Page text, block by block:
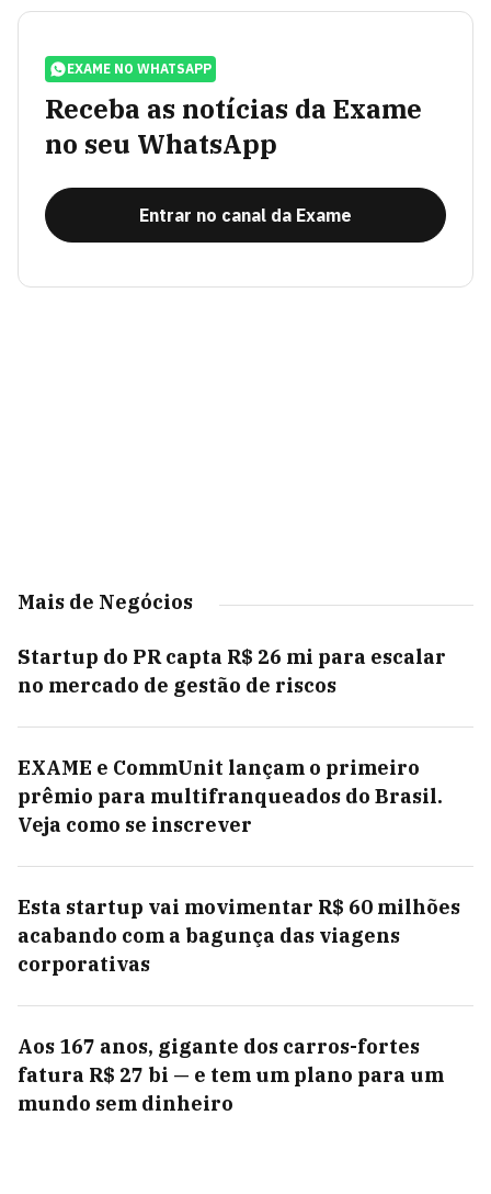
EXAME NO WHATSAPP
Receba as notícias da Exame
no seu WhatsApp
Entrar no canal da Exame
Mais de Negócios
Startup do PR capta R$ 26 mi para escalar
no mercado de gestão de riscos
EXAME e CommUnit lançam o primeiro
prêmio para multifranqueados do Brasil.
Veja como se inscrever
Esta startup vai movimentar R$ 60 milhões
acabando com a bagunça das viagens
corporativas
Aos 167 anos, gigante dos carros-fortes
fatura R$ 27 bi — e tem um plano para um
mundo sem dinheiro